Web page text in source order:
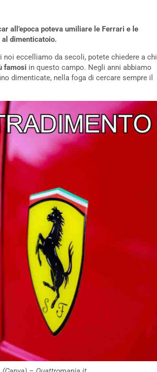
all’epoca poteva umiliare le Ferrari e le
al dimenticatoio.
noi eccelliamo da secoli, potete chiedere a chi
famosi in questo campo. Negli anni abbiamo
dimenticate, nella foga di cercare sempre il